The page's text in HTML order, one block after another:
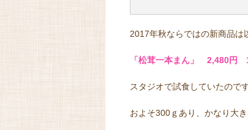
2017年秋ならではの新商品は
「松茸一本まん」 2,480円
スタジオで試食していたのです
およそ300ｇあり、かなり大